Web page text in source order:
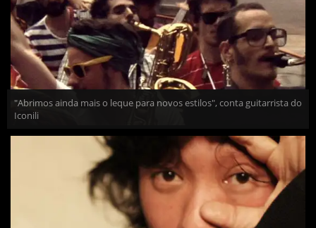
"Abrimos ainda mais o leque para novos estilos", conta guitarrista do
Iconili